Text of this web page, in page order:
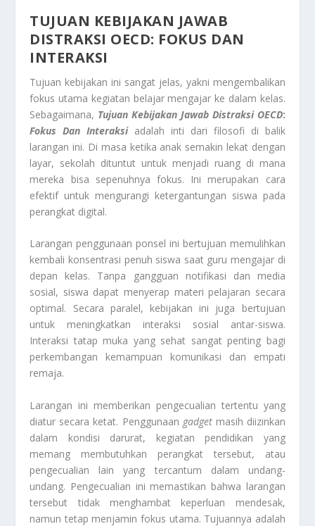
TUJUAN KEBIJAKAN JAWAB
DISTRAKSI OECD: FOKUS DAN
INTERAKSI
Tujuan kebijakan ini sangat jelas, yakni mengembalikan
fokus utama kegiatan belajar mengajar ke dalam kelas.
Sebagaimana, Tujuan Kebijakan Jawab Distraksi OECD:
Fokus Dan Interaksi adalah inti dari filosofi di balik
larangan ini. Di masa ketika anak semakin lekat dengan
layar, sekolah dituntut untuk menjadi ruang di mana
mereka bisa sepenuhnya fokus. Ini merupakan cara
efektif untuk mengurangi ketergantungan siswa pada
perangkat digital.
Larangan penggunaan ponsel ini bertujuan memulihkan
kembali konsentrasi penuh siswa saat guru mengajar di
depan kelas. Tanpa gangguan notifikasi dan media
sosial, siswa dapat menyerap materi pelajaran secara
optimal. Secara paralel, kebijakan ini juga bertujuan
untuk meningkatkan interaksi sosial antar-siswa.
Interaksi tatap muka yang sehat sangat penting bagi
perkembangan kemampuan komunikasi dan empati
remaja.
Larangan ini memberikan pengecualian tertentu yang
diatur secara ketat. Penggunaan gadgetmasih diizinkan
dalam kondisi darurat, kegiatan pendidikan yang
memang membutuhkan perangkat tersebut, atau
pengecualian lain yang tercantum dalam undang-
undang. Pengecualian ini memastikan bahwa larangan
tersebut tidak menghambat keperluan mendesak,
namun tetap menjamin fokus utama. Tujuannya adalah